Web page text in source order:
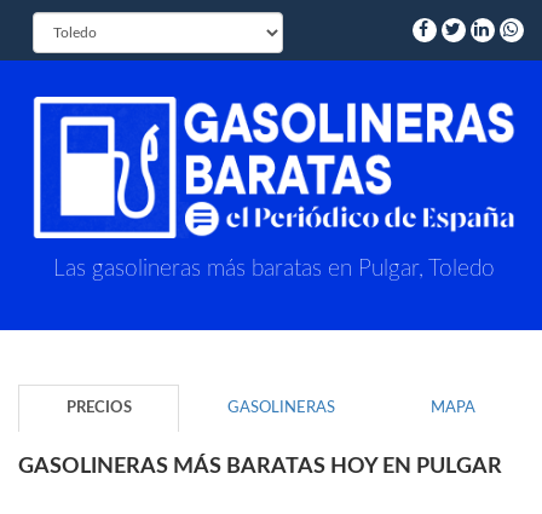
Las gasolineras más baratas en Pulgar, Toledo
PRECIOS GASOLINERAS MAPA
GASOLINERAS MÁS BARATAS HOY EN PULGAR